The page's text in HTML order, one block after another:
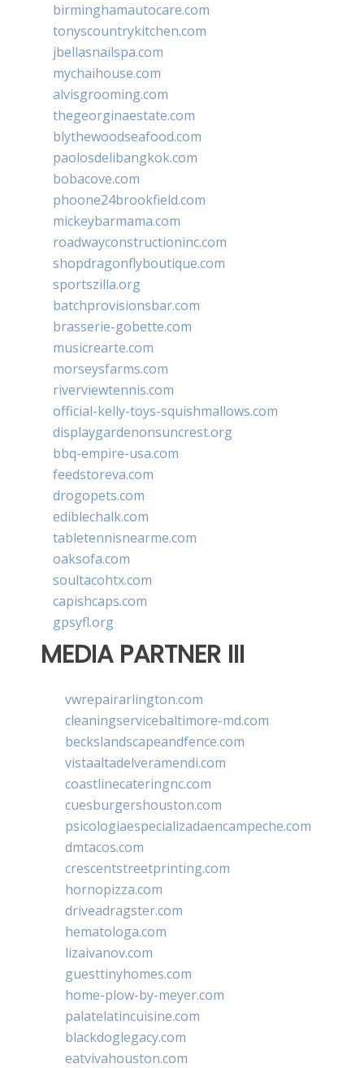
birminghamautocare.com
tonyscountrykitchen.com
jbellasnailspa.com
mychaihouse.com
alvisgrooming.com
thegeorginaestate.com
blythewoodseafood.com
paolosdelibangkok.com
bobacove.com
phoone24brookfield.com
mickeybarmama.com
roadwayconstructioninc.com
shopdragonflyboutique.com
sportszilla.org
batchprovisionsbar.com
brasserie-gobette.com
musicrearte.com
morseysfarms.com
riverviewtennis.com
official-kelly-toys-squishmallows.com
displaygardenonsuncrest.org
bbq-empire-usa.com
feedstoreva.com
drogopets.com
ediblechalk.com
tabletennisnearme.com
oaksofa.com
soultacohtx.com
capishcaps.com
gpsyfl.org
MEDIA PARTNER III
vwrepairarlington.com
cleaningservicebaltimore-md.com
beckslandscapeandfence.com
vistaaltadelveramendi.com
coastlinecateringnc.com
cuesburgershouston.com
psicologiaespecializadaencampeche.com
dmtacos.com
crescentstreetprinting.com
hornopizza.com
driveadragster.com
hematologa.com
lizaivanov.com
guesttinyhomes.com
home-plow-by-meyer.com
palatelatincuisine.com
blackdoglegacy.com
eatvivahouston.com